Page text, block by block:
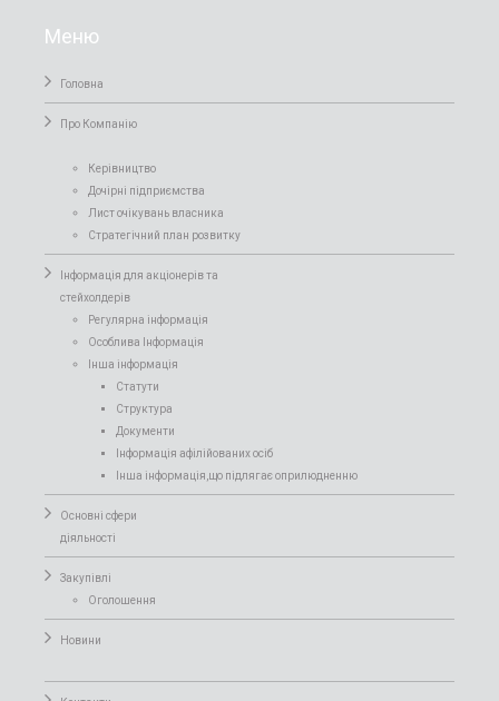
Меню
Головна
Про Компанiю
Керівництво
Дочірні підприємства
Лист очікувань власника
Стратегічний план розвитку
Інформація для акціонерів та
стейхолдерів
Регулярна інформація
Особлива Інформація
Інша інформація
Статути
Структура
Документи
Інформація афілійованих осіб
Інша інформація,що підлягає оприлюдненню
Основні сфери
діяльності
Закупівлі
Оголошення
Новини